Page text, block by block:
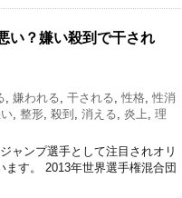
い？嫌い殺到で干され
嫌われる 干される 性格 性消
整形 殺到 消える 炎上 理
ャンプ選手として注目されオリ
す。 2013年世界選手権混合団